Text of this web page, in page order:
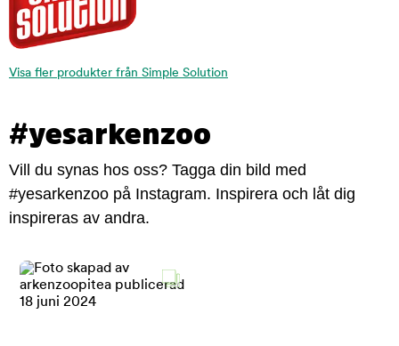
Visa fler produkter från Simple Solution
#yesarkenzoo
Vill du synas hos oss? Tagga din bild med
#yesarkenzoo på Instagram. Inspirera och låt dig
inspireras av andra.